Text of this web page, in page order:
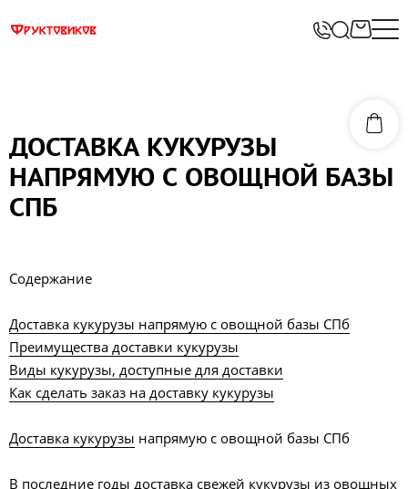
ДОСТАВКА КУКУРУЗЫ
НАПРЯМУЮ С ОВОЩНОЙ БАЗЫ
СПБ
Содержание
Доставка кукурузы напрямую с овощной базы СПб
Преимущества доставки кукурузы
Виды кукурузы, доступные для доставки
Как сделать заказ на доставку кукурузы
Доставка кукурузы напрямую с овощной базы СПб
В последние годы доставка свежей кукурузы из овощных